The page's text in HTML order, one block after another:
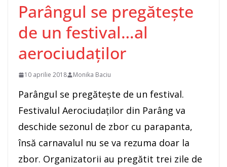
Parângul se pregătește
de un festival…al
aerociudaților
10 aprilie 2018 Monika Baciu
Parângul se pregătește de un festival.
Festivalul Aerociudaţilor din Parâng va
deschide sezonul de zbor cu parapanta,
însă carnavalul nu se va rezuma doar la
zbor. Organizatorii au pregătit trei zile de